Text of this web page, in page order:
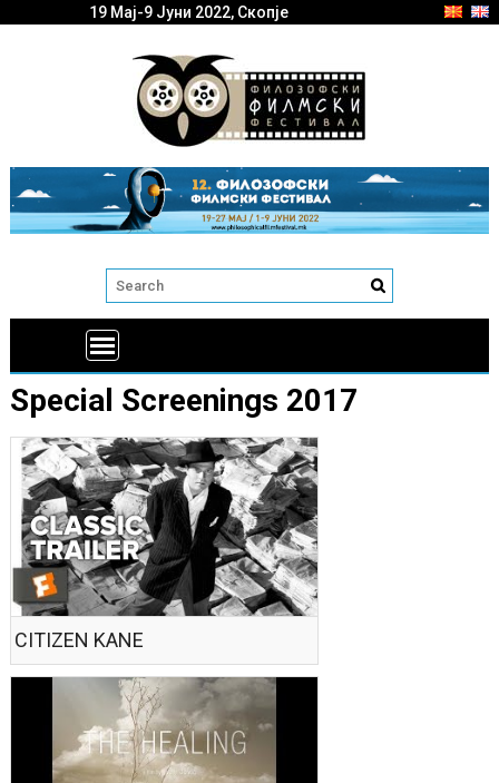
19 Мај-9 Јуни 2022, Скопје
Special Screenings 2017
CITIZEN KANE